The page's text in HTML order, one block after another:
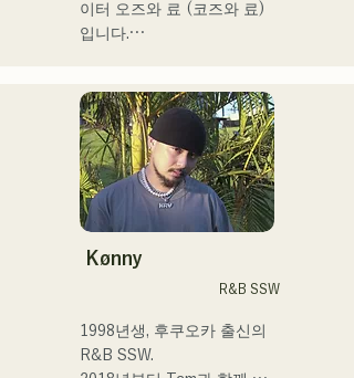
이터 오즈와 료 (코즈와 료)
입니다.
상 라이브, TikTok 전달, 이
벤트 등에 출연하면서 활동
하고 있습니다!
어린 시절부터 음악을 좋아
합니다.
고등학교에 들어간 후 사람
었습니다.
한사람 한사람에게 다가가는
음악을 만들어 가고 싶습니
Kønny
R&B SSW
1998년생, 후쿠오카 출신의
R&B SSW.